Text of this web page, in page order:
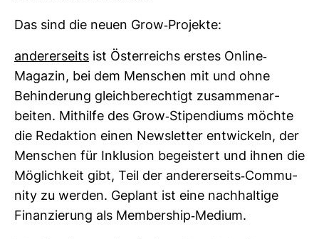
Das sind die neuen Grow-​Pro­jekte:
ande­rer­seits ist Öster­reichs erstes Online-​
Magazin, bei dem Men­schen mit und ohne
Behin­de­rung gleich­be­rech­tigt zusam­men­ar­
beiten. Mit­hilfe des Grow-​Sti­pen­diums möchte
die Redak­tion einen News­letter ent­wi­ckeln, der
Men­schen für Inklu­sion begeis­tert und ihnen die
Mög­lich­keit gibt, Teil der ande­rer­seits-​Com­mu­
nity zu werden. Geplant ist eine nach­hal­tige
Finan­zie­rung als Mem­bership-​Medium.